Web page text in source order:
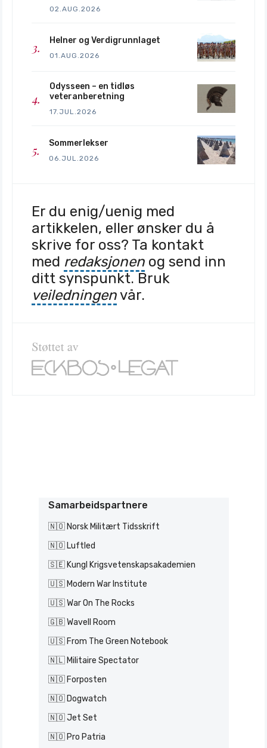
02.AUG.2026
Helner og Verdigrunnlaget
01.AUG.2026
Odysseen – en tidløs
veteranberetning
17.JUL.2026
Sommerlekser
06.JUL.2026
Er du enig/uenig med
artikkelen, eller ønsker du å
skrive for oss? Ta kontakt
med redaksjonen og send inn
ditt synspunkt. Bruk
veiledningenvår.
Samarbeidspartnere
🇳🇴 Norsk Militært Tidsskrift
🇳🇴 Luftled
🇸🇪 Kungl Krigsvetenskapsakademien
🇺🇸 Modern War Institute
🇺🇸 War On The Rocks
🇬🇧 Wavell Room
🇺🇸 From The Green Notebook
🇳🇱 Militaire Spectator
🇳🇴 Forposten
🇳🇴 Dogwatch
🇳🇴 Jet Set
🇳🇴 Pro Patria